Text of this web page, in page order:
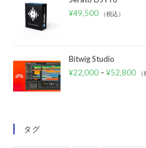
¥49,500 （税込）
Bitwig Studio
¥22,000 –¥52,800
タグ